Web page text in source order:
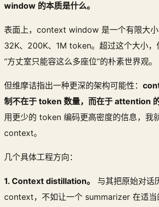
window 的本质是什么。
表面上，context window 是一个有限大
32K、200K、1M token。超过这个大小，
“方丈室只能容这么多座位”的朴素世界观。
但维摩诘指出一种更深的架构可能性：
制不在于 token 数量，而在于 attention 的
用更少的 token 编码更高密度的信息，我
context。
几个具体工程方向：
1. Context distillation。
与其把原始对话
context，不如让一个 summarizer 在适当